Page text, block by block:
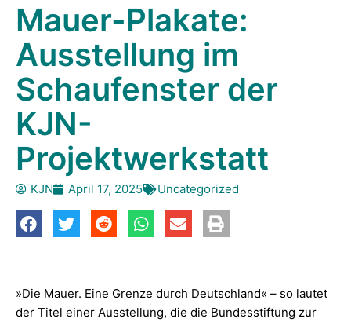
Mauer-Plakate:
Ausstellung im
Schaufenster der
KJN-
Projektwerkstatt
KJN April 17, 2025 Uncategorized
»Die Mauer. Eine Grenze durch Deutschland« – so lautet
der Titel einer Ausstellung, die die Bundesstiftung zur